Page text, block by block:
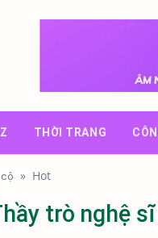
THỜI TRANG
» Hot
trò nghệ